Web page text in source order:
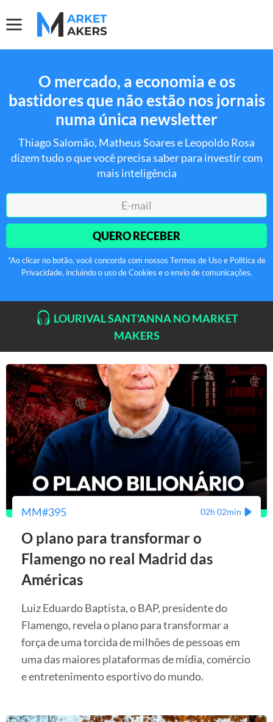
O mercado, a economia e os
bastidores que não estão nos jornais
numa única newsletter
Thiago Salomão, Matheus Soares e Leopoldo Rosa
dizem tudo o que você precisa saber para investir com
mais inteligência
QUERO RECEBER
*Ao clicar no botão, você concorda com nossos Termos de Uso e Política de
Privacidade, incluindo o uso de Cookies e o envio de comunicações.
LOURIVAL SANT'ANNA NO MARKET
MAKERS
MM#395 02h 02min
O plano para transformar o
Flamengo no real Madrid das
Américas
Luiz Eduardo Baptista, o BAP, presidente do
Flamengo, revela o plano para transformar a
força de uma torcida de milhões de pessoas em
uma das maiores plataformas de mídia, comércio
e entretenimento esportivo do mundo.